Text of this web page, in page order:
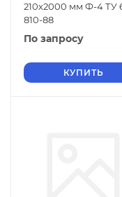
210х2000 мм Ф-4 ТУ
810-88
По запросу
КУПИТЬ